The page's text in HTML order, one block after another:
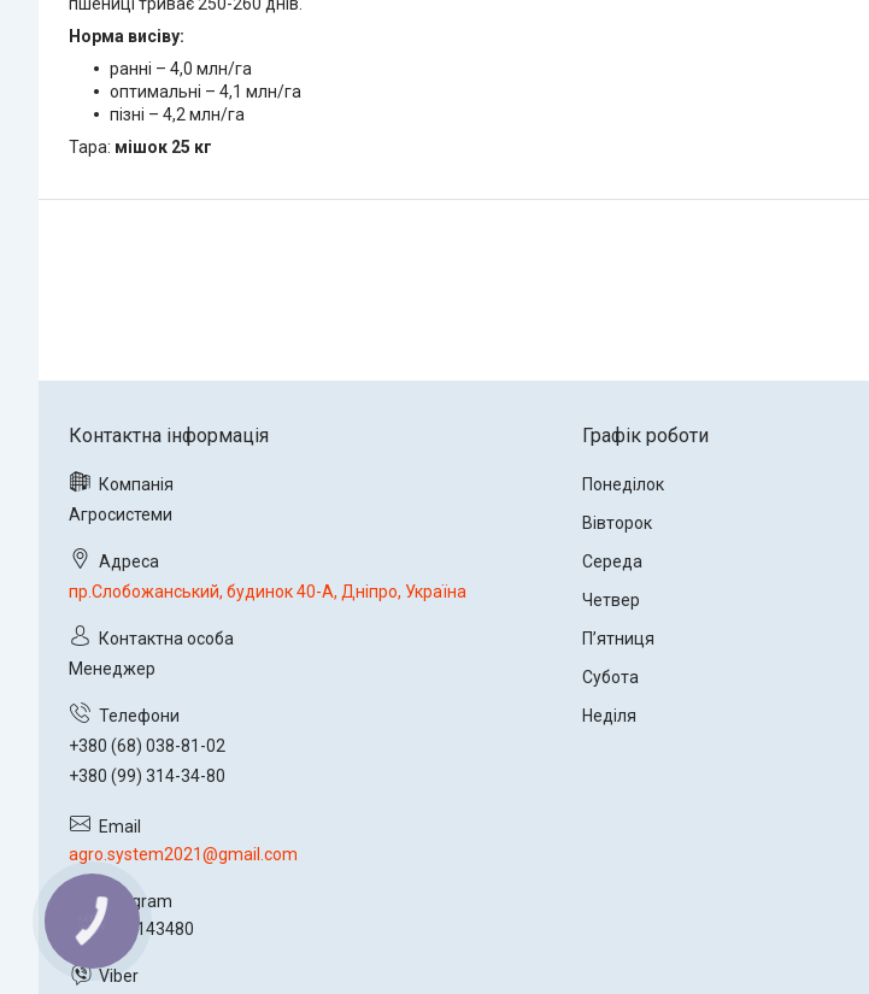
Норма висіву:
ранні – 4,0 млн/га
оптимальні – 4,1 млн/га
пізні – 4,2 млн/га
Тара: мішок 25 кг
Агросистеми
пр.Слобожанський, будинок 40-А, Дніпро, Україна
Менеджер
+380 (68) 038-81-02
+380 (99) 314-34-80
agro.system2021@gmail.com
+380993143480
Графік роботи
Понеділок
Вівторок
Середа
Четвер
Пʼятниця
Субота
Неділя
КНОПКА
ЗВ'ЯЗКУ